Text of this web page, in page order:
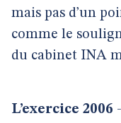
mais pas d’un
comme le
du cabinet INA
L’exercice 2006